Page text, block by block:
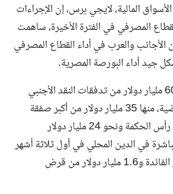
المالية، لايجي برس، إن الإجراءات
المصرفي في الفترة الأخيرة، ساهمت
الأجانب والعرب في أداء القطاع المصرفي
جيد أداء البورصة المصرية.
استقبلت مصر أكثر من 60 مليار دولار من تدفقات النقد الأجنبي
خلال الخمسة أشهر الماضية، منها 35 مليار دولار من أكبر صفقة
استثمارية لتطوير مدينة رأس الحكمة ونحو 24 مليار دولار
في الدين المحلي في أول ثلاثة أشهر
من الصرف تحرير أسعار الفائدة و1.6 مليار دولار من قرض